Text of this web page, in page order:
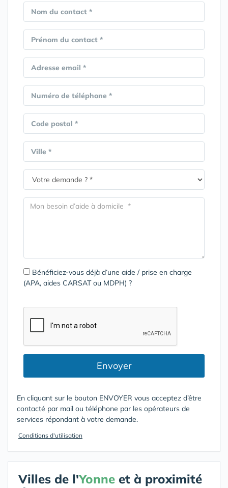
Nom du contact *
Prénom du contact *
Adresse email *
Numéro de téléphone *
Code postal *
Ville *
Bénéficiez-vous déjà d’une aide / prise en charge
(APA, aides CARSAT ou MDPH) ?
Envoyer
En cliquant sur le bouton ENVOYER vous acceptez d’être
contacté par mail ou téléphone par les opérateurs de
services répondant à votre demande.
Conditions d'utilisation
Villes de l'Yonne et à proximité